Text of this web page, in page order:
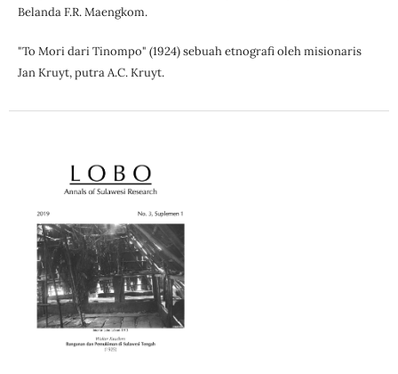
Belanda F.R. Maengkom.
"To Mori dari Tinompo" (1924) sebuah etnografi oleh misionaris
Jan Kruyt, putra A.C. Kruyt.